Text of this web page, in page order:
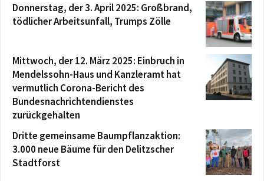
Donnerstag, der 3. April 2025: Großbrand,
tödlicher Arbeitsunfall, Trumps Zölle
Mittwoch, der 12. März 2025: Einbruch in
Mendelssohn-Haus und Kanzleramt hat
vermutlich Corona-Bericht des
Bundesnachrichtendienstes
zurückgehalten
Dritte gemeinsame Baumpflanzaktion:
3.000 neue Bäume für den Delitzscher
Stadtforst